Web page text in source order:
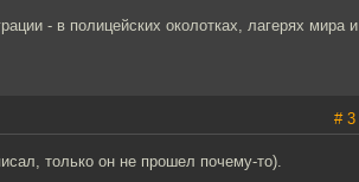
- в полицейских околотках, лагерях мира и
# 3
только он не прошел почему-то).